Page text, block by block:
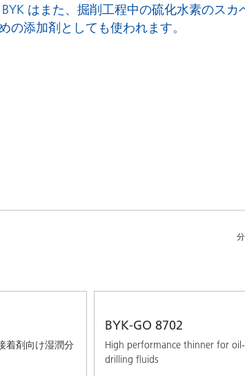
用洗浄剤
紙コーティング
BYK はまた、掘削工程中の硫化水素のス
の添加剤としても使われます。
着剤向け湿潤分
BYK-GO 8702
High performance thinner for
drilling fluids